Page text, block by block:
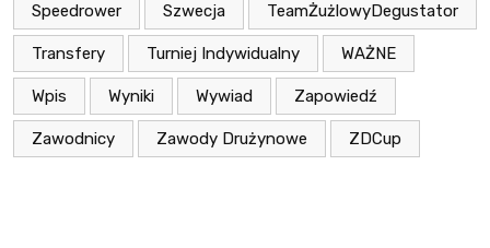
Speedrower Szwecja TeamŻużlowyDegustator
Transfery Turniej Indywidualny WAŻNE
Wpis Wyniki Wywiad Zapowiedź
Zawodnicy Zawody Drużynowe ZDCup